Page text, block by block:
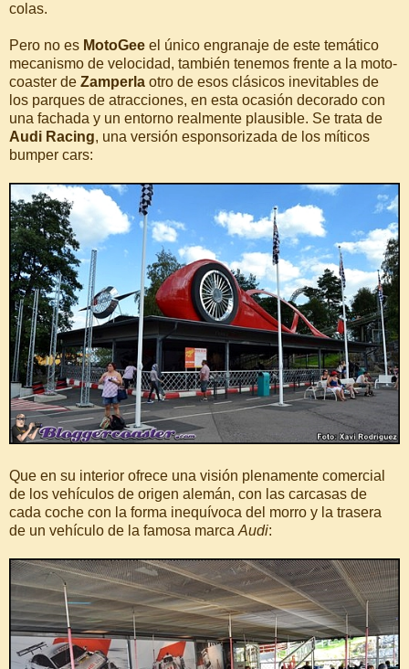
colas.
Pero no es MotoGee el único engranaje de este temático
mecanismo de velocidad, también tenemos frente a la moto-
coaster de Zamperla otro de esos clásicos inevitables de
los parques de atracciones, en esta ocasión decorado con
una fachada y un entorno realmente plausible. Se trata de
Audi Racing, una versión esponsorizada de los míticos
bumper cars:
Que en su interior ofrece una visión plenamente comercial
de los vehículos de origen alemán, con las carcasas de
cada coche con la forma inequívoca del morro y la trasera
de un vehículo de la famosa marcaAudi: